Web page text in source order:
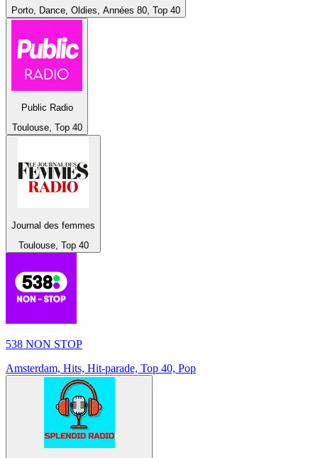
Porto, Dance, Oldies, Années 80, Top 40
Public Radio
Toulouse, Top 40
Journal des femmes
Toulouse, Top 40
538 NON STOP
Amsterdam, Hits, Hit-parade, Top 40, Pop